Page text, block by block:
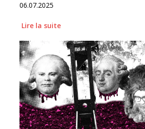
06.07.2025
Lire la suite